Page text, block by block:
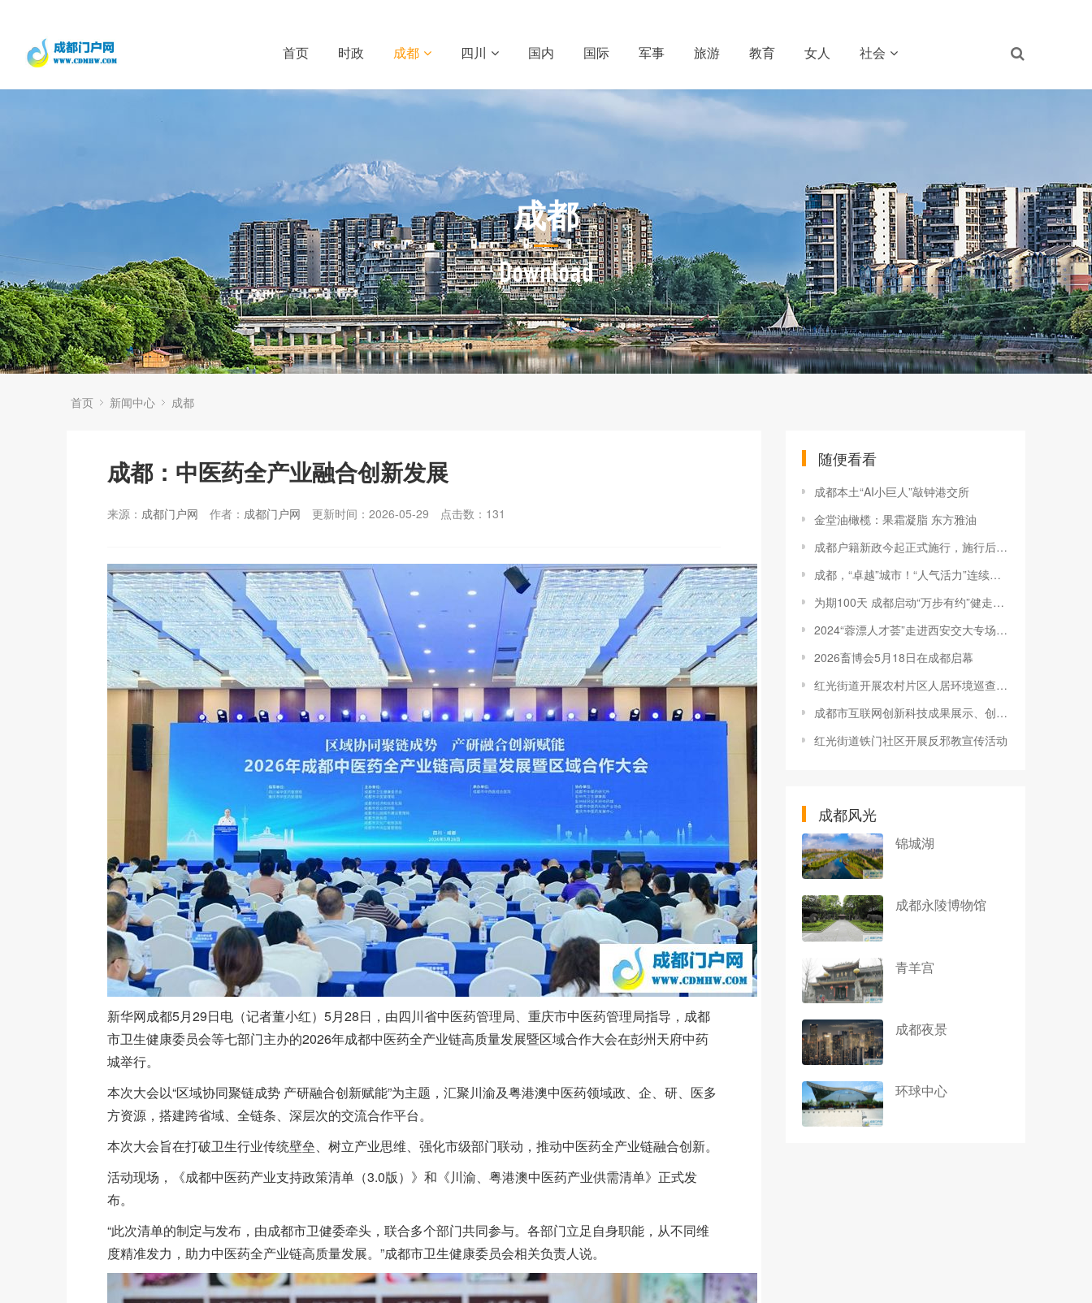
首页 时政 成都 四川 国内 国际 军事 旅游 教育 女人 社会
成都
Download
首页 新闻中心 成都
成都：中医药全产业融合创新发展
来源： 成都门户网 作者： 成都门户网 更新时间：2026-05-29 点击数： 131
新华网成都5月29日电（记者董小红）5月28日，由四川省中医药管理局、重庆市中医药管理局指导，成都
市卫生健康委员会等七部门主办的2026年成都中医药全产业链高质量发展暨区域合作大会在彭州天府中药
城举行。
本次大会以“区域协同聚链成势 产研融合创新赋能”为主题，汇聚川渝及粤港澳中医药领域政、企、研、医多
方资源，搭建跨省域、全链条、深层次的交流合作平台。
本次大会旨在打破卫生行业传统壁垒、树立产业思维、强化市级部门联动，推动中医药全产业链融合创新。
活动现场，《成都中医药产业支持政策清单（3.0版）》和《川渝、粤港澳中医药产业供需清单》正式发
布。
“此次清单的制定与发布，由成都市卫健委牵头，联合多个部门共同参与。各部门立足自身职能，从不同维
度精准发力，助力中医药全产业链高质量发展。”成都市卫生健康委员会相关负责人说。
随便看看
成都本土“AI小巨人”敲钟港交所
金堂油橄榄：果霜凝脂 东方雅油
成都户籍新政今起正式施行，施行后全市落户“第一人”落户东部新区
成都，“卓越”城市！“人气活力”连续两年冠军
为期100天 成都启动“万步有约”健走激励大赛
2024“蓉漂人才荟”走进西安交大专场活动举行
2026畜博会5月18日在成都启幕
红光街道开展农村片区人居环境巡查工作
成都市互联网创新科技成果展示、创新项目融资需求和基金机构投资需求征集活动正式开始
红光街道铁门社区开展反邪教宣传活动
成都风光
锦城湖
成都永陵博物馆
青羊宫
成都夜景
环球中心